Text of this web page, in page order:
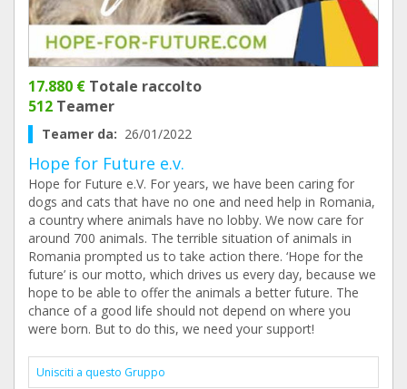
17.880 € Totale raccolto
512 Teamer
Teamer da: 26/01/2022
Hope for Future e.v.
Hope for Future e.V. For years, we have been caring for
dogs and cats that have no one and need help in Romania,
a country where animals have no lobby. We now care for
around 700 animals. The terrible situation of animals in
Romania prompted us to take action there. ‘Hope for the
future’ is our motto, which drives us every day, because we
hope to be able to offer the animals a better future. The
chance of a good life should not depend on where you
were born. But to do this, we need your support!
Unisciti a questo Gruppo